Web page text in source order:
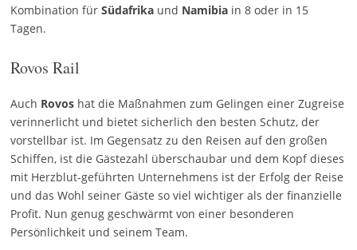
Kombination für Südafrikaund Namibiain 8 oder in 15
Tagen.
Rovos Rail
Auch Rovoshat die Maßnahmen zum Gelingen einer Zugreise
verinnerlicht und bietet sicherlich den besten Schutz, der
vorstellbar ist. Im Gegensatz zu den Reisen auf den großen
Schiffen, ist die Gästezahl überschaubar und dem Kopf dieses
mit Herzblut-geführten Unternehmens ist der Erfolg der Reise
und das Wohl seiner Gäste so viel wichtiger als der finanzielle
Profit. Nun genug geschwärmt von einer besonderen
Persönlichkeit und seinem Team.